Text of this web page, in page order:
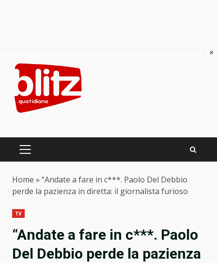
content
PRIMARY
Home » “Andate a fare in c***. Paolo Del Debbio
perde la pazienza in diretta: il giornalista furioso
TV
“Andate a fare in c***. Paolo
Del Debbio perde la pazienza
×